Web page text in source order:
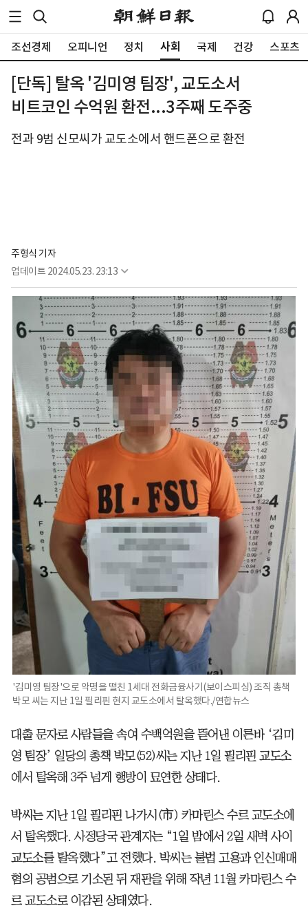
조선경제 오피니언 정치 사회 국제 건강 스포츠
[단독] 탈옥 '김미영 팀장', 교도소서
비트코인 수억원 환전...3주째 도주중
전과 9범 신모씨가 교도소에서 핸드폰으로 환전
주형식 기자
업데이트 2024.05.23. 23:13
'김미영 팀장'으로 악명을 떨친 1세대 전화금융사기(보이스피싱) 조직 총책
박모 씨는 지난 1일 필리핀 현지 교도소에서 탈옥했다./연합뉴스
대출 문자로 사람들을 속여 수백억원을 뜯어낸 이른바 ‘김미
영 팀장’ 일당의 총책 박모(52)씨는 지난 1일 필리핀 교도소
에서 탈옥해 3주 넘게 행방이 묘연한 상태다.
박씨는 지난 1일 필리핀 나가시(市) 카마린스 수르 교도소에
서 탈옥했다. 사정당국 관계자는 “1일 밤에서 2일 새벽 사이
교도소를 탈옥했다”고 전했다. 박씨는 불법 고용과 인신매매
혐의 공범으로 기소된 뒤 재판을 위해 작년 11월 카마린스 수
르 교도소로 이감된 상태였다.